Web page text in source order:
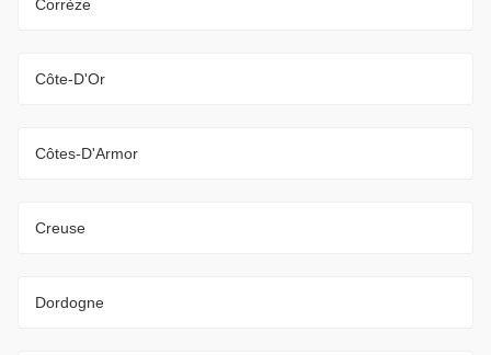
Corrèze
Côte-D'Or
Côtes-D'Armor
Creuse
Dordogne